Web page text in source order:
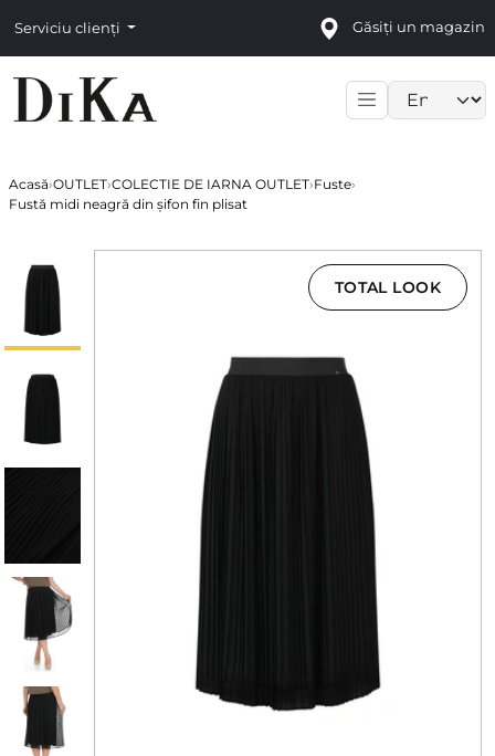
Serviciu clienți Găsiți un magazin
Acasă›OUTLET›COLECTIE DE IARNA OUTLET›Fuste›
Fustă midi neagră din șifon fin plisat
TOTAL LOOK